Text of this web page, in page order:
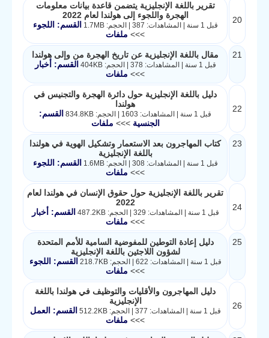
20
تقرير باللغة الإنجليزية يتضمن قاعدة بيانات معلومات
الهجرة واللجوء إلى هولندا لعام 2022
قبل 1 سنة | المشاهدات: 387 | الحجم: 1.7MB
القسم: اللجوء
>>> ملفات
21 مقال باللغة الإنجليزية عن تاريخ الهجرة من وإلى هولندا
قبل 1 سنة | المشاهدات: 378 | الحجم: 404KB
القسم: أخبار
>>> ملفات
22
دليل باللغة الإنجليزية حول دائرة الهجرة والتجنيس في
هولندا
قبل 1 سنة | المشاهدات: 1603 | الحجم: 834.8KB
القسم:
الجنسية>>> ملفات
23
كتاب المهاجرون بعد الاستعمار وتشكيل الهوية في هولندا
باللغة الإنجليزية
قبل 1 سنة | المشاهدات: 308 | الحجم: 1.6MB
القسم: اللجوء
>>> ملفات
24
تقرير باللغة الإنجليزية حول حقوق الإنسان في هولندا لعام
2022
قبل 1 سنة | المشاهدات: 329 | الحجم: 487.2KB
القسم: أخبار
>>> ملفات
25
دليل إعادة التوطين للمفوضية السامية للأمم المتحدة
لشؤون اللاجئين باللغة الإنجليزية
قبل 1 سنة | المشاهدات: 622 | الحجم: 218.7KB
القسم: اللجوء
>>> ملفات
26
دليل المهاجرون والأقليات والتوظيف في هولندا باللغة
الإنجليزية
قبل 1 سنة | المشاهدات: 377 | الحجم: 512.2KB
القسم: العمل
>>> ملفات